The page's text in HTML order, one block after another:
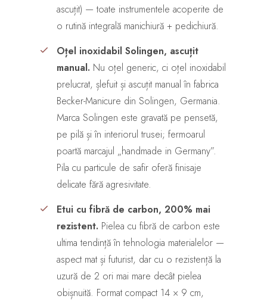
ascuțit) — toate instrumentele acoperite de
o rutină integrală manichiură + pedichiură.
Oțel inoxidabil Solingen, ascuțit
manual. Nu oțel generic, ci oțel inoxidabil
prelucrat, șlefuit și ascuțit manual în fabrica
Becker-Manicure din Solingen, Germania.
Marca Solingen este gravată pe pensetă,
pe pilă și în interiorul trusei; fermoarul
poartă marcajul „handmade in Germany”.
Pila cu particule de safir oferă finisaje
delicate fără agresivitate.
Etui cu fibră de carbon, 200% mai
rezistent. Pielea cu fibră de carbon este
ultima tendință în tehnologia materialelor —
aspect mat și futurist, dar cu o rezistență la
uzură de 2 ori mai mare decât pielea
obișnuită. Format compact 14 × 9 cm,